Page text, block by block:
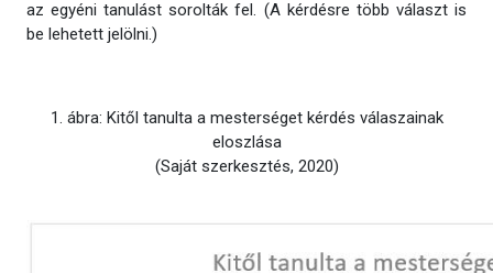
az egyéni tanulást sorolták fel. (A kérdésre több választ is
be lehetett jelölni.)
1. ábra: Kitől tanulta a mesterséget kérdés válaszainak
eloszlása
(Saját szerkesztés, 2020)